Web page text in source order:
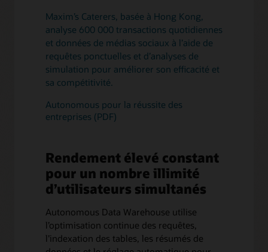
Maxim’s Caterers, basée à Hong Kong,
analyse 600 000 transactions quotidiennes
et données de médias sociaux à l’aide de
requêtes ponctuelles et d’analyses de
simulation pour améliorer son efficacité et
sa compétitivité.
Autonomous pour la réussite des
entreprises (PDF)
Rendement élevé constant
pour un nombre illimité
d’utilisateurs simultanés
Autonomous Data Warehouse utilise
l’optimisation continue des requêtes,
l’indexation des tables, les résumés de